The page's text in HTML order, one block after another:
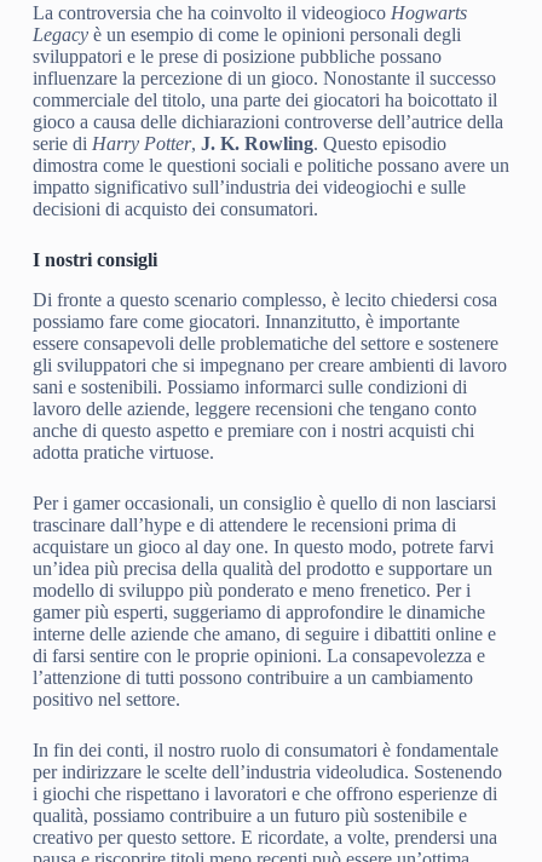
La controversia che ha coinvolto il videogioco Hogwarts
Legacyè un esempio di come le opinioni personali degli
sviluppatori e le prese di posizione pubbliche possano
influenzare la percezione di un gioco. Nonostante il successo
commerciale del titolo, una parte dei giocatori ha boicottato il
gioco a causa delle dichiarazioni controverse dell’autrice della
serie di Harry Potter, J. K. Rowling. Questo episodio
dimostra come le questioni sociali e politiche possano avere un
impatto significativo sull’industria dei videogiochi e sulle
decisioni di acquisto dei consumatori.
I nostri consigli
Di fronte a questo scenario complesso, è lecito chiedersi cosa
possiamo fare come giocatori. Innanzitutto, è importante
essere consapevoli delle problematiche del settore e sostenere
gli sviluppatori che si impegnano per creare ambienti di lavoro
sani e sostenibili. Possiamo informarci sulle condizioni di
lavoro delle aziende, leggere recensioni che tengano conto
anche di questo aspetto e premiare con i nostri acquisti chi
adotta pratiche virtuose.
Per i gamer occasionali, un consiglio è quello di non lasciarsi
trascinare dall’hype e di attendere le recensioni prima di
acquistare un gioco al day one. In questo modo, potrete farvi
un’idea più precisa della qualità del prodotto e supportare un
modello di sviluppo più ponderato e meno frenetico. Per i
gamer più esperti, suggeriamo di approfondire le dinamiche
interne delle aziende che amano, di seguire i dibattiti online e
di farsi sentire con le proprie opinioni. La consapevolezza e
l’attenzione di tutti possono contribuire a un cambiamento
positivo nel settore.
In fin dei conti, il nostro ruolo di consumatori è fondamentale
per indirizzare le scelte dell’industria videoludica. Sostenendo
i giochi che rispettano i lavoratori e che offrono esperienze di
qualità, possiamo contribuire a un futuro più sostenibile e
creativo per questo settore. E ricordate, a volte, prendersi una